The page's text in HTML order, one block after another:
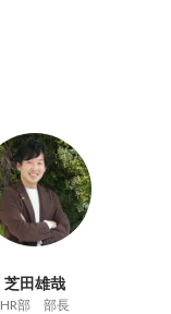
芝田雄哉
HR部 部長